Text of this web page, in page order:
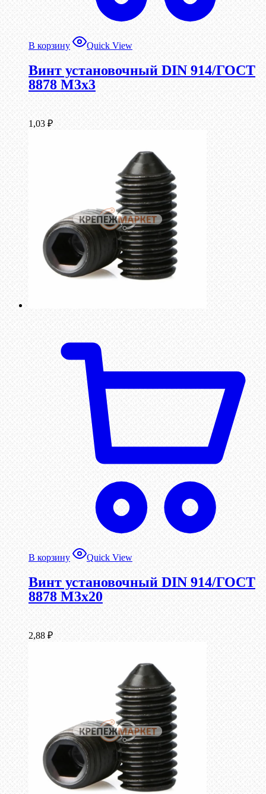
В корзину Quick View
Винт установочный DIN 914/ГОСТ
8878 M3x3
1,03 ₽
В корзину Quick View
Винт установочный DIN 914/ГОСТ
8878 M3x20
2,88 ₽